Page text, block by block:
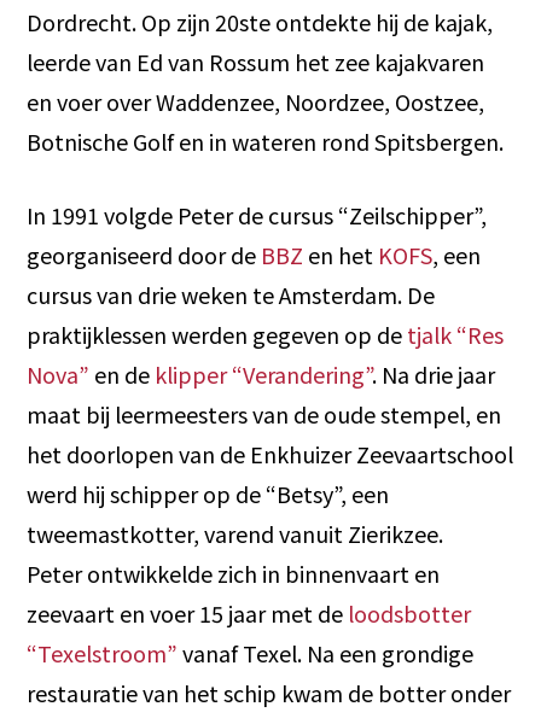
Dordrecht. Op zijn 20ste ontdekte hij de kajak,
leerde van Ed van Rossum het zee kajakvaren
en voer over Waddenzee, Noordzee, Oostzee,
Botnische Golf en in wateren rond Spitsbergen.
In 1991 volgde Peter de cursus “Zeilschipper”,
georganiseerd door de BBZ en het KOFS, een
cursus van drie weken te Amsterdam. De
praktijklessen werden gegeven op detjalk “Res
Nova” en de klipper “Verandering”. Na drie jaar
maat bij leermeesters van de oude stempel, en
het doorlopen van de Enkhuizer Zeevaartschool
werd hij schipper op de “Betsy”, een
tweemastkotter, varend vanuit Zierikzee.
Peter ontwikkelde zich in binnenvaart en
zeevaart en voer 15 jaar met de loodsbotter
“Texelstroom”vanaf Texel. Na een grondige
restauratie van het schip kwam de botter onder